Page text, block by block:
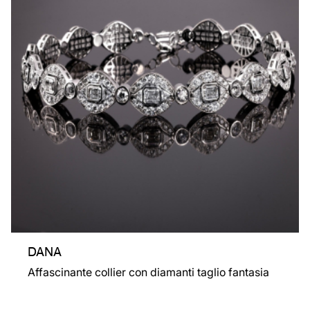
DANA
Affascinante collier con diamanti taglio fantasia